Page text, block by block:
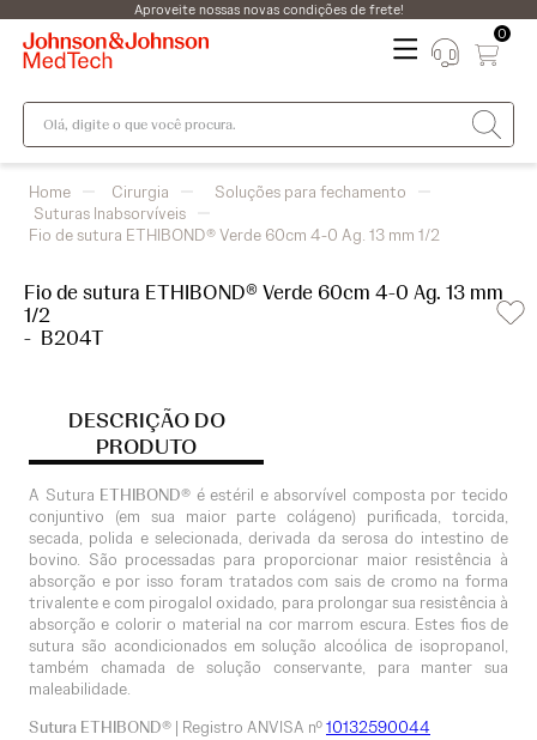
Aproveite nossas novas condições de frete!
0
Olá, digite o que você procura.
Cirurgia
Soluções para fechamento
Suturas Inabsorvíveis
Fio de sutura ETHIBOND® Verde 60cm 4-0 Ag. 13 mm 1/2
Fio de sutura ETHIBOND® Verde 60cm 4-0 Ag. 13 mm
1/2
- B204T
DESCRIÇÃO DO
PRODUTO
A Sutura ETHIBOND® é estéril e absorvível composta por tecido
conjuntivo (em sua maior parte colágeno) purificada, torcida,
secada, polida e selecionada, derivada da serosa do intestino de
bovino. São processadas para proporcionar maior resistência à
absorção e por isso foram tratados com sais de cromo na forma
trivalente e com pirogalol oxidado, para prolongar sua resistência à
absorção e colorir o material na cor marrom escura. Estes fios de
sutura são acondicionados em solução alcoólica de isopropanol,
também chamada de solução conservante, para manter sua
maleabilidade.
Sutura ETHIBOND® | Registro ANVISA nº10132590044